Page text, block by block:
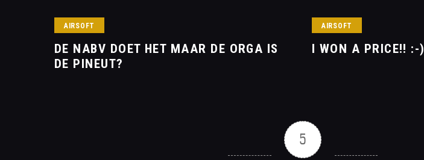
AIRSOFT
DE NABV DOET HET MAAR DE ORGA IS
DE PINEUT?
AIRSOFT
I WON A PRICE!! :-)
5